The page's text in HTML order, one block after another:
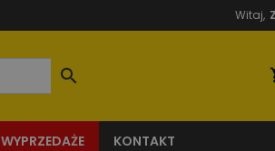
Witaj,

WYPRZEDAŻE KONTAKT